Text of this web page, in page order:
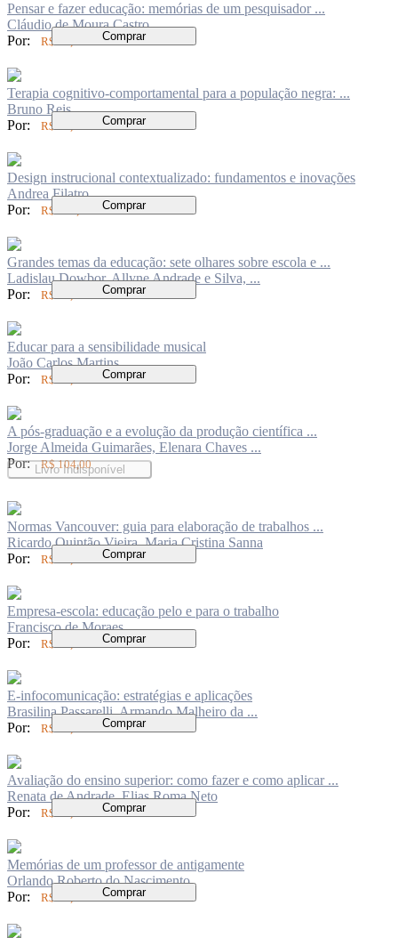
Pensar e fazer educação: memórias de um pesquisador ...
Cláudio de Moura Castro
Por:
R$ 80,00 Comprar
Terapia cognitivo-comportamental para a população negra: ...
Bruno Reis
Por:
R$ 60,00 Comprar
Design instrucional contextualizado: fundamentos e inovações
Andrea Filatro
Por:
R$ 116,00 Comprar
Grandes temas da educação: sete olhares sobre escola e ...
Ladislau Dowbor, Allyne Andrade e Silva, ...
Por:
R$ 70,00 Comprar
Educar para a sensibilidade musical
João Carlos Martins
Por:
R$ 40,00 Comprar
A pós-graduação e a evolução da produção científica ...
Jorge Almeida Guimarães, Elenara Chaves ...
Por:
R$ 104,00
Livro Indisponível
Normas Vancouver: guia para elaboração de trabalhos ...
Ricardo Quintão Vieira, Maria Cristina Sanna
Por:
R$ 40,00 Comprar
Empresa-escola: educação pelo e para o trabalho
Francisco de Moraes
Por:
R$ 84,00 Comprar
E-infocomunicação: estratégias e aplicações
Brasilina Passarelli, Armando Malheiro da ...
Por:
R$ 72,00 Comprar
Avaliação do ensino superior: como fazer e como aplicar ...
Renata de Andrade, Elias Roma Neto
Por:
R$ 62,00 Comprar
Memórias de um professor de antigamente
Orlando Roberto do Nascimento
Por:
R$ 42,00 Comprar